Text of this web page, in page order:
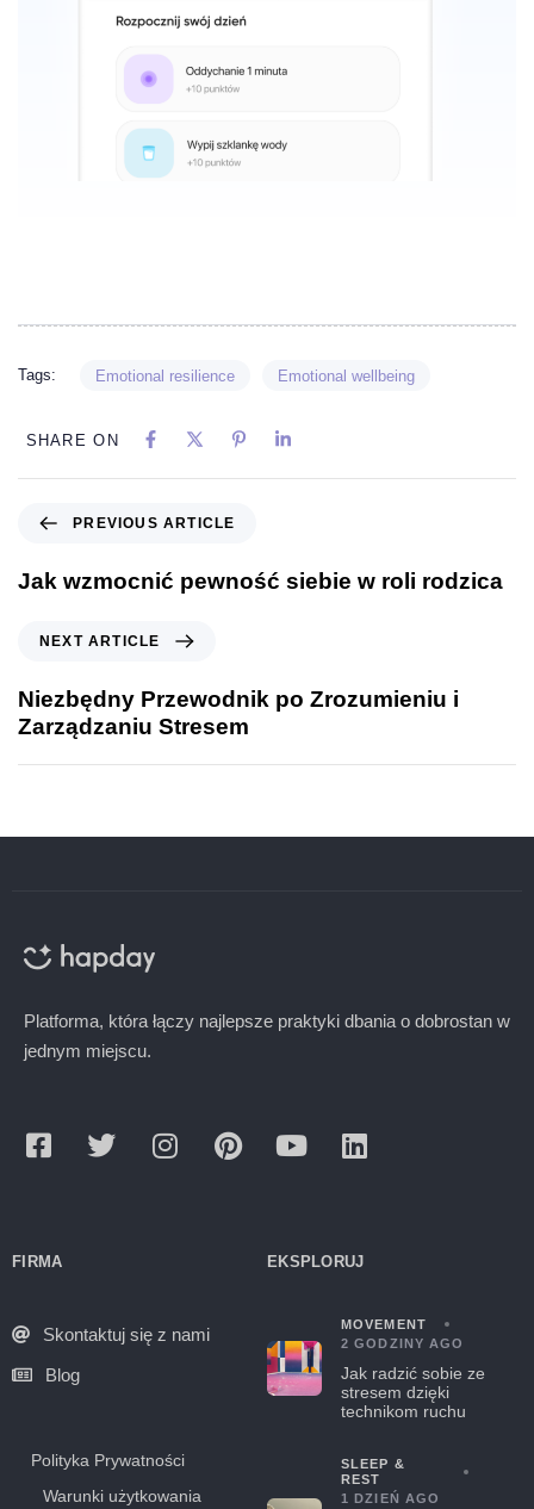
Tags: Emotional resilience Emotional wellbeing
SHARE ON
PREVIOUS ARTICLE
Jak wzmocnić pewność siebie w roli rodzica
NEXT ARTICLE
Niezbędny Przewodnik po Zrozumieniu i
Zarządzaniu Stresem
Platforma, która łączy najlepsze praktyki dbania o dobrostan w
jednym miejscu.
FIRMA
Skontaktuj się z nami
Blog
Polityka Prywatności
Warunki użytkowania
EKSPLORUJ
MOVEMENT
2 GODZINY AGO
Jak radzić sobie ze
stresem dzięki
technikom ruchu
SLEEP &
REST
1 DZIEŃ AGO